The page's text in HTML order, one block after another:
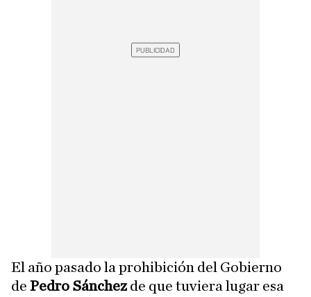
El año pasado la prohibición del Gobierno
de Pedro Sánchezde que tuviera lugar esa